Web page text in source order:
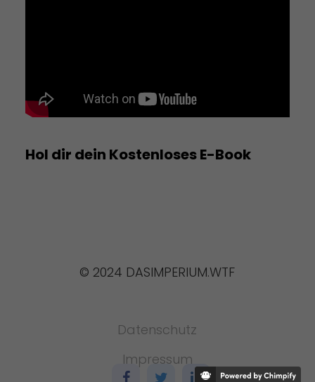
Hol dir dein Kostenloses E-Book
© 2024 DASIMPERIUM.WTF
Datenschutz
Impressum